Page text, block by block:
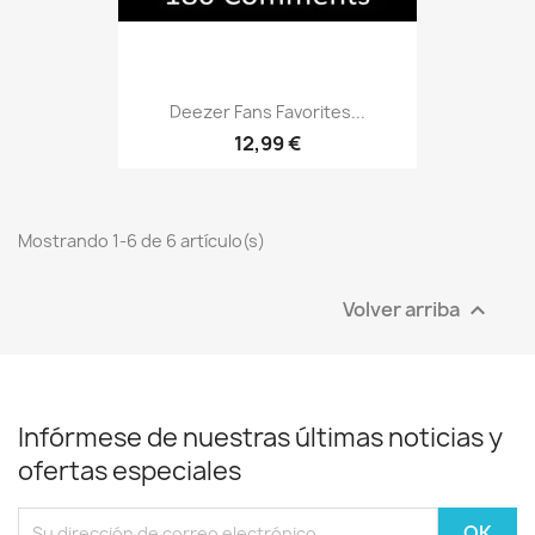
Deezer Fans Favorites...
12,99 €
Mostrando 1-6 de 6 artículo(s)
Volver arriba 
Infórmese de nuestras últimas noticias y
ofertas especiales